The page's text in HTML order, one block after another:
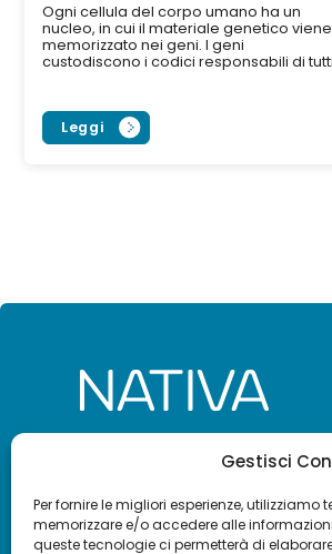
Gestisci
Per fornire le migliori esperienze,
memorizzare e/o accedere alle
queste tecnologie ci permetterà di
Ogni cellula del corpo umano ha un
nucleo, in cui il materiale genetico viene
memorizzato nei geni. I geni
custodiscono i codici responsabili di
Leggi
DELIBERATO € 4.000.000,00
Società soggetta all’attività di
info@biorep.it